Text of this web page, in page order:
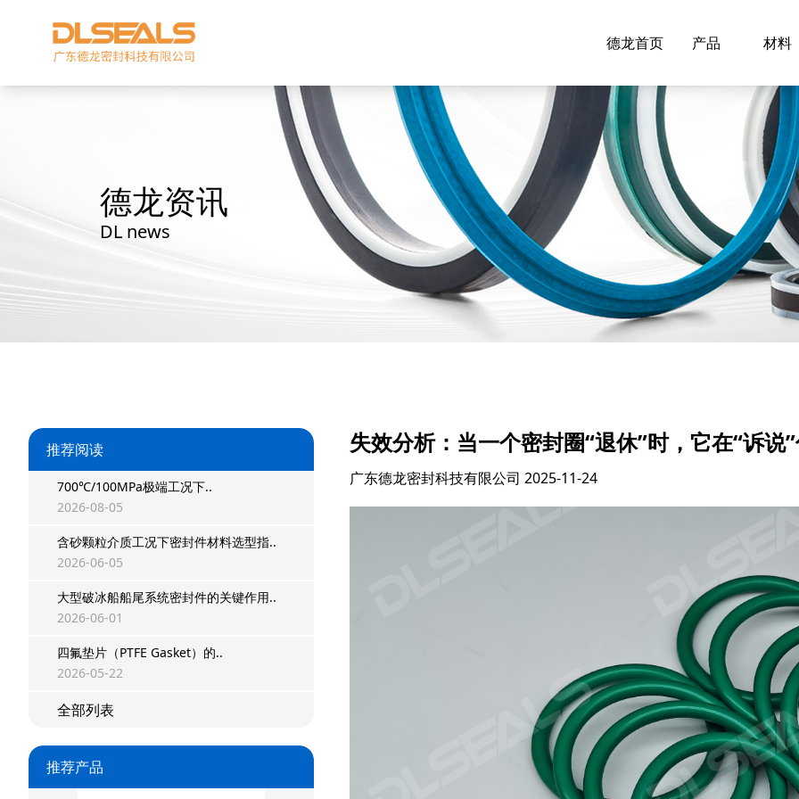
德龙首页 产品 材料
德龙资讯
DL news
推荐阅读
700℃/100MPa极端工况下..
2026-08-05
含砂颗粒介质工况下密封件材料选型指..
2026-06-05
大型破冰船船尾系统密封件的关键作用..
2026-06-01
四氟垫片（PTFE Gasket）的..
2026-05-22
全部列表
推荐产品
方形组合封
失效分析：当一个密封圈“退休”时，它在“诉说
广东德龙密封科技有限公司 2025-11-24